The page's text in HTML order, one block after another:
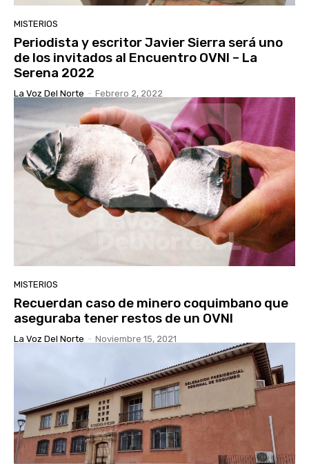
MISTERIOS
Periodista y escritor Javier Sierra será uno
de los invitados al Encuentro OVNI – La
Serena 2022
La Voz Del Norte - Febrero 2, 2022
MISTERIOS
Recuerdan caso de minero coquimbano que
aseguraba tener restos de un OVNI
La Voz Del Norte - Noviembre 15, 2021